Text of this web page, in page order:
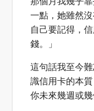
一點，她雖然
自己要記得，
錢。」
這句話我至今
識信用卡的本
你未來幾週或幾